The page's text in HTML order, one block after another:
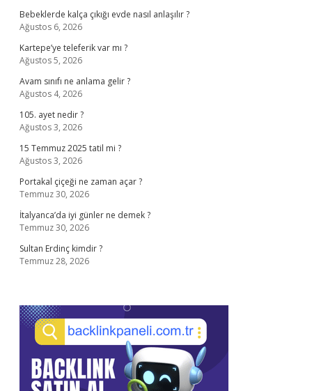
Bebeklerde kalça çıkığı evde nasıl anlaşılır ?
Ağustos 6, 2026
Kartepe’ye teleferik var mı ?
Ağustos 5, 2026
Avam sınıfı ne anlama gelir ?
Ağustos 4, 2026
105. ayet nedir ?
Ağustos 3, 2026
15 Temmuz 2025 tatil mi ?
Ağustos 3, 2026
Portakal çiçeği ne zaman açar ?
Temmuz 30, 2026
İtalyanca’da iyi günler ne demek ?
Temmuz 30, 2026
Sultan Erdinç kimdir ?
Temmuz 28, 2026